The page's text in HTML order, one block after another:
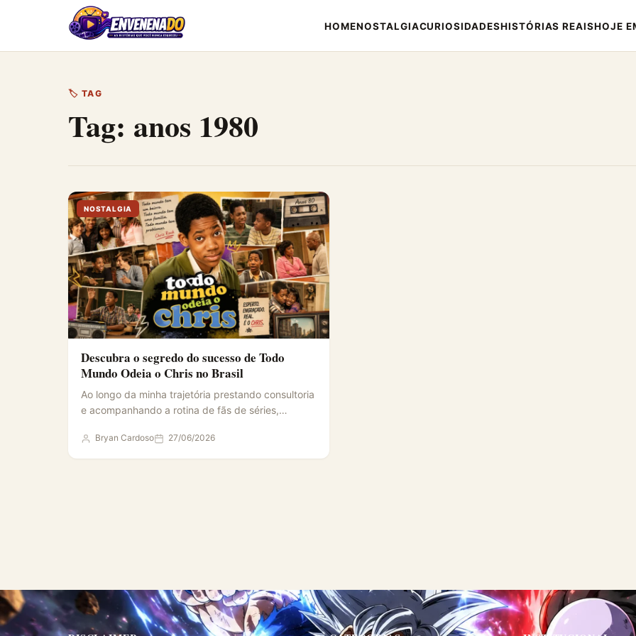
HOMENOSTALGIACURIOSIDADESHISTÓRIAS REAISHOJE
🏷 TAG
Tag: anos 1980
NOSTALGIA
Descubra o segredo do sucesso de Todo
Mundo Odeia o Chris no Brasil
Ao longo da minha trajetória prestando consultoria
e acompanhando a rotina de fãs de séries,
Bryan Cardoso 27/06/2026